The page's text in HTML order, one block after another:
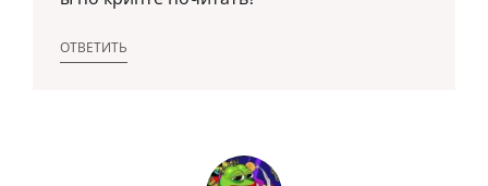
ОТВЕТИТЬ